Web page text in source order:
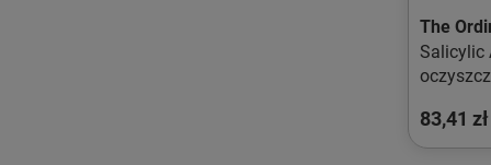
The
Salicylic
twarzy
83,41 zł